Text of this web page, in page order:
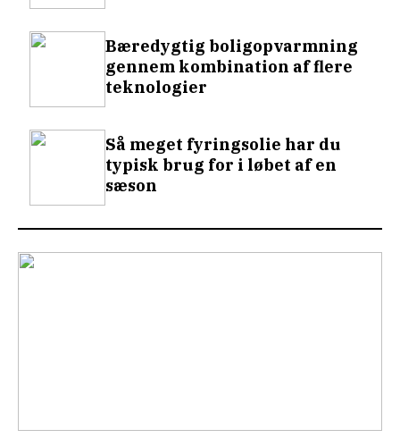
Bæredygtig boligopvarmning
gennem kombination af flere
teknologier
Så meget fyringsolie har du
typisk brug for i løbet af en
sæson